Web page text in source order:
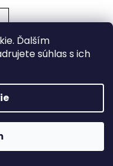
Ďalším
súhlas s ich